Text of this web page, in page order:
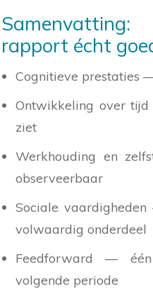
rapport écht
Cognitieve prestaties
Ontwikkeling over
ziet
Werkhouding en
observeerbaar
Sociale
volwaardig onderdeel
Feedforward —
volgende periode